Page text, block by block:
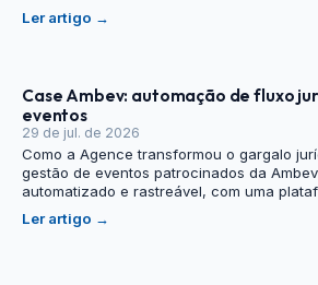
Ler artigo →
Case Ambev: automação de fluxo
eventos
29 de jul. de 2026
Como a Agence transformou o gargalo
gestão de eventos patrocinados da
automatizado e rastreável, com uma
Ler artigo →